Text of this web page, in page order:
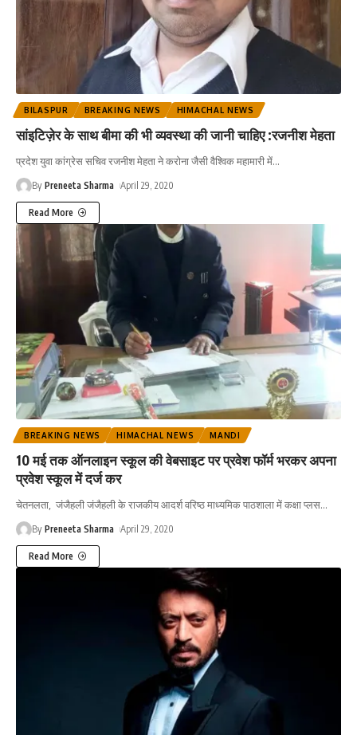
BILASPUR BREAKING NEWS HIMACHAL NEWS
सांइटिज़ेर के साथ बीमा की भी व्यवस्था की जानी चाहिए :रजनीश मेहता
प्रदेश युवा कांग्रेस सचिव रजनीश मेहता ने करोना जैसी वैश्विक महामारी में…
By Preneeta Sharma April 29, 2020
Read More
BREAKING NEWS HIMACHAL NEWS MANDI
10 मई तक ऑनलाइन स्कूल की वेबसाइट पर प्रवेश फॉर्म भरकर अपना
प्रवेश स्कूल में दर्ज कर
चेतनलता, जंजैहली जंजैहली के राजकीय आदर्श वरिष्ठ माध्यमिक पाठशाला में कक्षा प्लस…
By Preneeta Sharma April 29, 2020
Read More